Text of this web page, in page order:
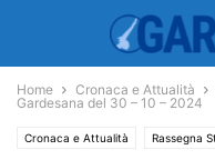
Home Cronaca e Attualità
Gardesana del 30 – 10 – 2024
Cronaca e Attualità Rassegna